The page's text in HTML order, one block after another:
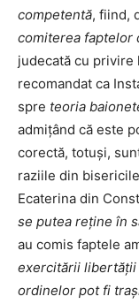
competentă, fiind,
comiterea faptelor
judecată cu
recomandat ca
spre teoria
admițând că este
corectă, totuși,
raziile din
Ecaterina din
se putea reține în
au comis faptele
exercitării libertății
ordinelor pot fi